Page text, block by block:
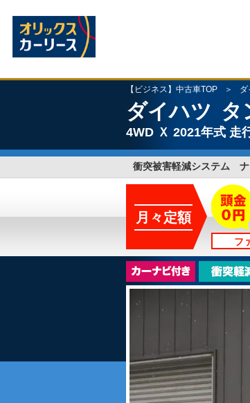
【ビジネス】中古車TOP ダ
ダイハツ タ
4WD Ｘ 2021年式 走
衝突被害軽減システム
月々定額
フ